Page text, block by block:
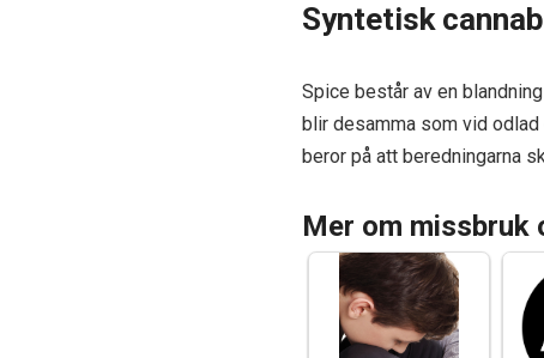
Syntetisk
Spice består av en
blir desamma som vid
beror på att beredningarna
Mer om missbruk